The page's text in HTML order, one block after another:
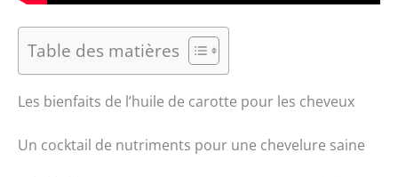
Table des matières
Les bienfaits de l’huile de carotte pour les cheveux
Un cocktail de nutriments pour une chevelure saine